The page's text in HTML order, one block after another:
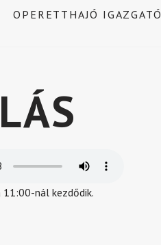
OPERETTHAJÓ IGAZGATÓ
nál kezdődik.